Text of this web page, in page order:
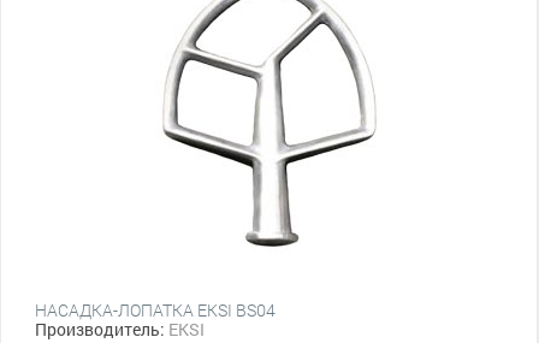
НАСАДКА-ЛОПАТКА EKSI BS04
Производитель: EKSI